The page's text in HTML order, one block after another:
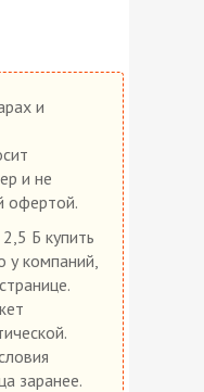
и
и не
офертой.
Б купить
у компаний,
заранее.